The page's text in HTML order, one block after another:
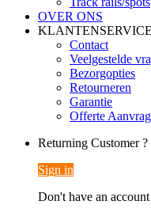
OVER ONS
KLANTENSERVICE
Contact
Veelgestelde
Bezorgopties
Retourneren
Garantie
Offerte
Returning Customer ?
Sign in
Don't have an account